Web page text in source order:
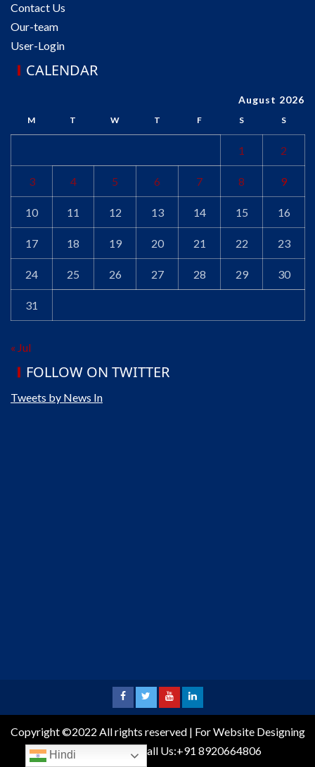
Contact Us
Our-team
User-Login
CALENDAR
August 2026
M T W T F S S
1 2
3 4 5 6 7 8 9
10 11 12 13 14 15 16
17 18 19 20 21 22 23
24 25 26 27 28 29 30
31
« Jul
FOLLOW ON TWITTER
Tweets by News In
Copyright ©2022 All rights reserved | For Website Designing
and Development call Us:+91 8920664806
Hindi